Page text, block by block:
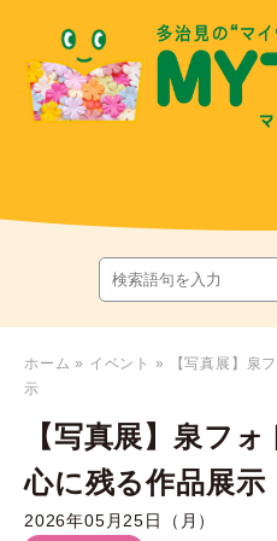
ホーム » イベント »
【写真展】泉
示
【写真展】泉フ
心に残る作品展示
2026年05月25日（月）